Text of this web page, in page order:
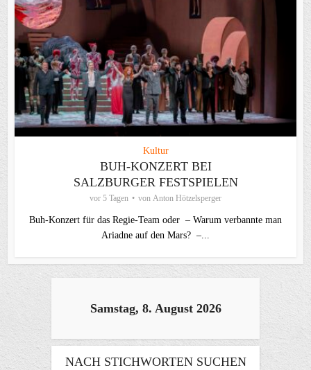
Kultur
BUH-KONZERT BEI
SALZBURGER FESTSPIELEN
vor 5 Tagen von Anton Hötzelsperger
Buh-Konzert für das Regie-Team oder – Warum verbannte man
Ariadne auf den Mars? –...
Samstag, 8. August 2026
NACH STICHWORTEN SUCHEN